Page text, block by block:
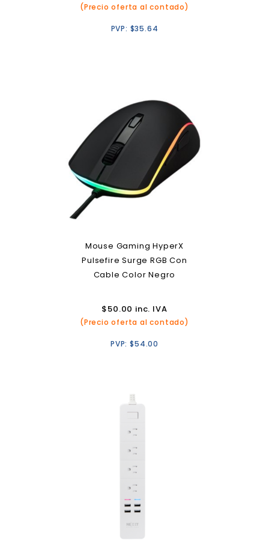
(Precio oferta al contado)
PVP: $35.64
Mouse Gaming HyperX
Pulsefire Surge RGB Con
Cable Color Negro
$50.00 inc. IVA
(Precio oferta al contado)
PVP:$54.00